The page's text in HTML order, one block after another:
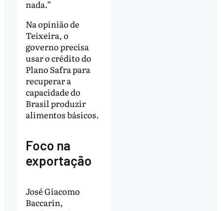
nada.”
Na opinião de
Teixeira, o
governo precisa
usar o crédito do
Plano Safra para
recuperar a
capacidade do
Brasil produzir
alimentos básicos.
Foco na
exportação
José Giacomo
Baccarin,